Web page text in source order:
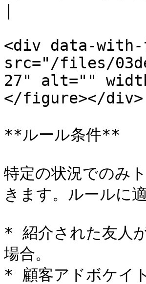
<div data-with-
src="/files/
27" alt=""
</figure></div>
**ルール条件**
特定の状況でのみ
きます。ルールに
* 紹介された友人
場合。
* 顧客アドボケイ